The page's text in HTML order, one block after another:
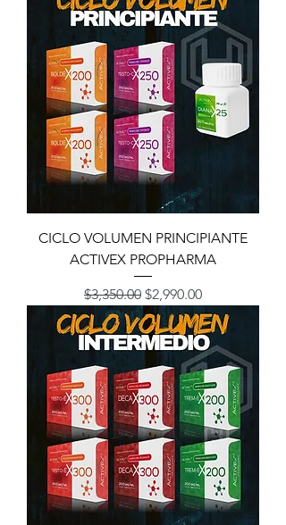
CICLO VOLUMEN PRINCIPIANTE
ACTIVEX PROPHARMA
Precio
$3,350.00 Precio de oferta
$2,990.00